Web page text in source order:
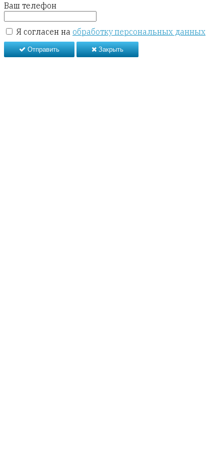
Ваш телефон
Я согласен на обработку персональных данных
Отправить Закрыть